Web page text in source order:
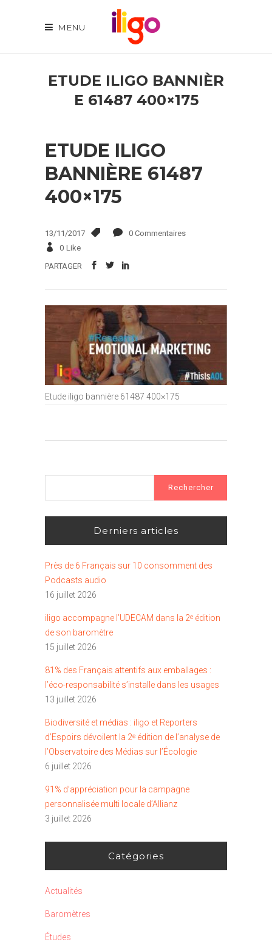
MENU
ETUDE ILIGO BANNIÈR
E 61487 400×175
ETUDE ILIGO
BANNIÈRE 61487
400×175
13/11/2017
0 Commentaires
0 Like
PARTAGER
Etude iligo bannière 61487 400×175
Derniers articles
Près de 6 Français sur 10 consomment des
Podcasts audio
16 juillet 2026
iligo accompagne l’UDECAM dans la 2ᵉ édition
de son baromètre
15 juillet 2026
81% des Français attentifs aux emballages :
l’éco-responsabilité s’installe dans les usages
13 juillet 2026
Biodiversité et médias : iligo et Reporters
d’Espoirs dévoilent la 2ᵉ édition de l’analyse de
l’Observatoire des Médias sur l’Écologie
6 juillet 2026
91% d’appréciation pour la campagne
personnalisée multi locale d’Allianz
3 juillet 2026
Catégories
Actualités
Baromètres
Études